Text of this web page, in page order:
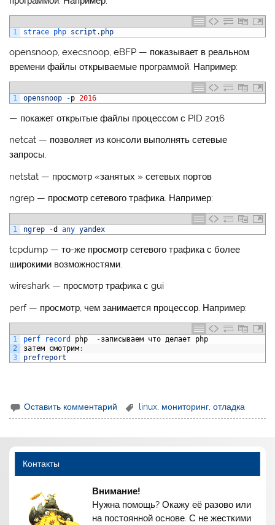
1 strace php script . php
opensnoop, execsnoop, eBFP — показывает в реальном
времени файлы открываемые программой. Например:
1 opensnoop -p 2016
— покажет открытые файлы процессом с PID 2016
netcat — позволяет из консоли выполнять сетевые
запросы.
netstat — просмотр «занятых » сетевых портов
ngrep — просмотр сетевого трафика. Например:
1 ngrep -d any yandex
tcpdump — то-же просмотр сетевого трафика с более
широкими возможностями.
wireshark — просмотр трафика с gui
perf — просмотр, чем занимается процессор. Например:
1
2
3
perf record php -записываем что делает
php
затем смотрим:
prefreport
Оставить комментарий linux мониторинг ,отладка
Контакты
Внимание!
Нужна помощь? Окажу её разово или
на постоянной основе. С не жесткими